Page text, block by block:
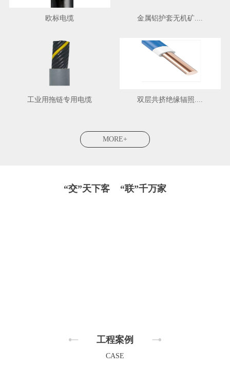
欧标电缆 金属铝护套无机矿....
工业用拖链专用电缆 双层共挤绝缘辐照....
MORE+
“交”天下客 “联”千万家
工程案例
CASE